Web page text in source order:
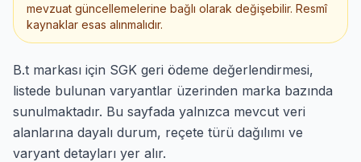
mevzuat güncellemelerine bağlı olarak değişebilir. Resmî
kaynaklar esas alınmalıdır.
B.t markası için SGK geri ödeme değerlendirmesi,
listede bulunan varyantlar üzerinden marka bazında
sunulmaktadır. Bu sayfada yalnızca mevcut veri
alanlarına dayalı durum, reçete türü dağılımı ve
varyant detayları yer alır.